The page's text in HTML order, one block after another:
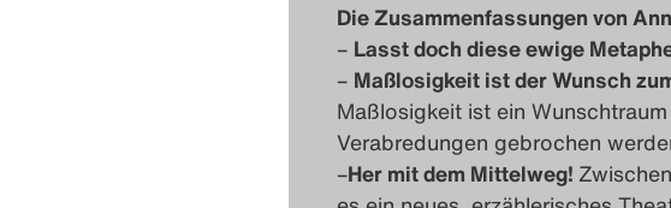
Die Zusammenfassungen von
– Lasst doch diese ewige
– Maßlosigkeit ist der Wunsch
Maßlosigkeit ist ein
Verabredungen gebrochen
–Her mit dem Mittelweg!